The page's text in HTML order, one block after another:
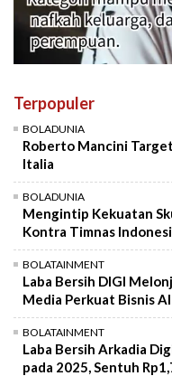
Terpopuler
BOLADUNIA
Roberto Mancini
Italia
BOLADUNIA
Mengintip Kekuatan
Kontra Timnas
BOLATAINMENT
Laba Bersih DIGI
Media Perkuat Bisnis
BOLATAINMENT
Laba Bersih Arkadia
pada 2025, Sentuh